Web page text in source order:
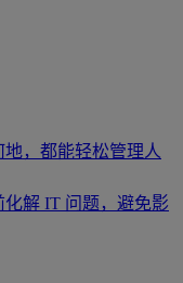
地，都能轻松管理人
化解 IT 问题，避免影